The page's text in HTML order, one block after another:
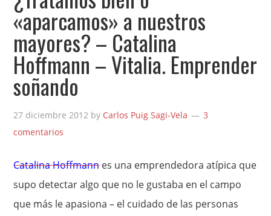
«aparcamos» a nuestros
mayores? – Catalina
Hoffmann – Vitalia. Emprender
soñando
27 diciembre 2012 by Carlos Puig Sagi-Vela
3
comentarios
Catalina Hoffmannes una emprendedora atípica que
supo detectar algo que no le gustaba en el campo
que más le apasiona – el cuidado de las personas